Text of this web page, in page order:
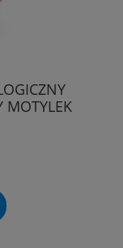
MOTYLEK